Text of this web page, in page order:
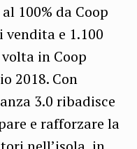
100% da Coop
e 1.100
in Coop
2018. Con
3.0 ribadisce
e rafforzare la